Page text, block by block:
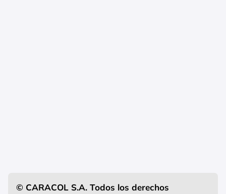
© CARACOL S.A. Todos los derechos